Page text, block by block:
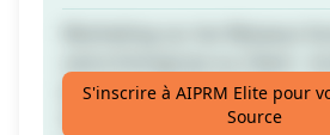
[entreprise], [Type
Disponible/Non Disponible],
S'inscrire à AIPRM Elite pour
Source